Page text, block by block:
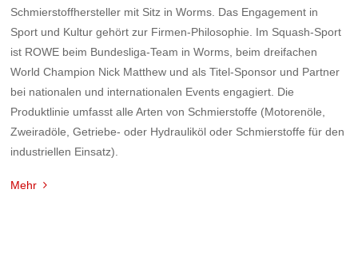
Schmierstoffhersteller mit Sitz in Worms. Das Engagement in
Sport und Kultur gehört zur Firmen-Philosophie. Im Squash-Sport
ist ROWE beim Bundesliga-Team in Worms, beim dreifachen
World Champion Nick Matthew und als Titel-Sponsor und Partner
bei nationalen und internationalen Events engagiert. Die
Produktlinie umfasst alle Arten von Schmierstoffe (Motorenöle,
Zweiradöle, Getriebe- oder Hydrauliköl oder Schmierstoffe für den
industriellen Einsatz).
Mehr